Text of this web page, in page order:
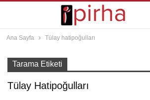
Ana Sayfa Tülay hatipoğulları
Tarama Etiketi
Tülay Hatipoğulları